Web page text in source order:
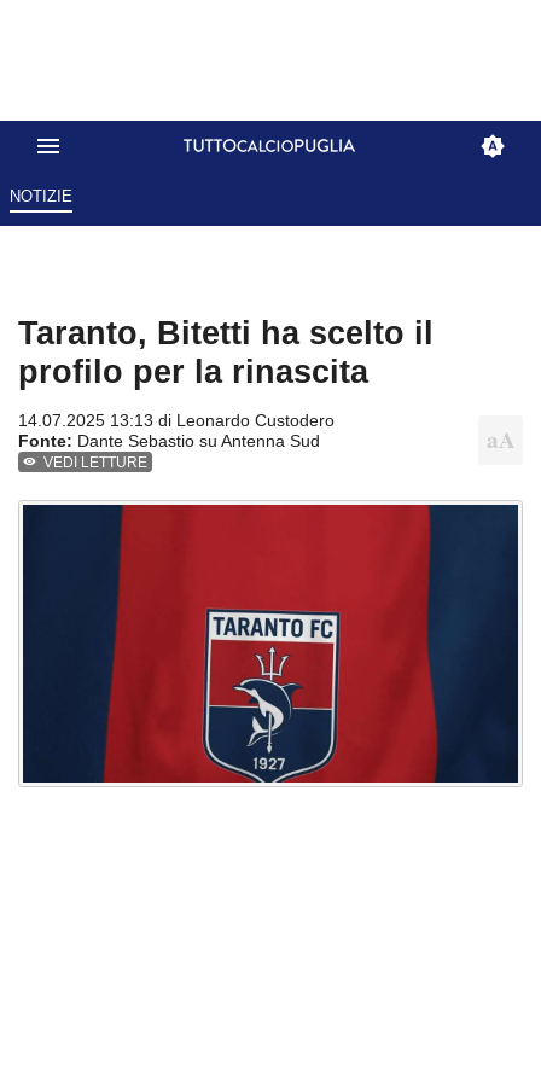
NOTIZIE
Taranto, Bitetti ha scelto il
profilo per la rinascita
14.07.2025 13:13 di Leonardo Custodero
Fonte: Dante Sebastio su Antenna Sud
VEDI LETTURE